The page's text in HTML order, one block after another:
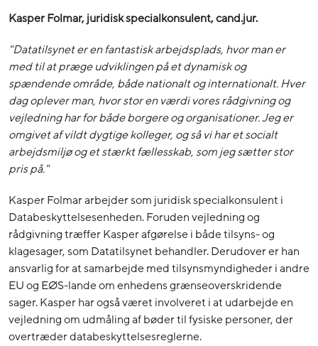
Kasper Folmar, juridisk specialkonsulent, cand.jur.
"Datatilsynet er en fantastisk arbejdsplads, hvor man er
med til at præge udviklingen på et dynamisk og
spændende område, både nationalt og internationalt. Hver
dag oplever man, hvor stor en værdi vores rådgivning og
vejledning har for både borgere og organisationer. Jeg er
omgivet af vildt dygtige kolleger, og så vi har et socialt
arbejdsmiljø og et stærkt fællesskab, som jeg sætter stor
pris på."
Kasper Folmar arbejder som juridisk specialkonsulent i
Databeskyttelsesenheden. Foruden vejledning og
rådgivning træffer Kasper afgørelse i både tilsyns- og
klagesager, som Datatilsynet behandler. Derudover er han
ansvarlig for at samarbejde med tilsynsmyndigheder i andre
EU og EØS-lande om enhedens grænseoverskridende
sager. Kasper har også været involveret i at udarbejde en
vejledning om udmåling af bøder til fysiske personer, der
overtræder databeskyttelsesreglerne.